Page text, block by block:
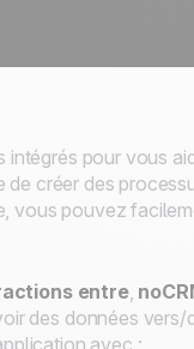
intégrés pour vous
créer des
vous pouvez
entre,
des données
avec :